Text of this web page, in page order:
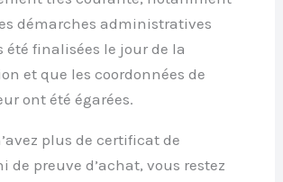
démarches administratives
été finalisées le jour de la
et que les coordonnées de
ont été égarées.
plus de certificat de
de preuve d’achat, vous restez